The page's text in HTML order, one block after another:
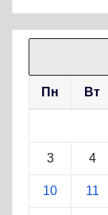
Пн Вт
3 4
10 11